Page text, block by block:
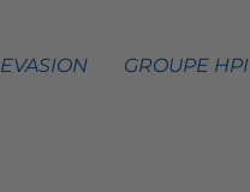
GROUPE HPI